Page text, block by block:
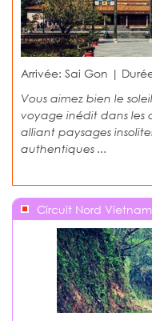
Arrivée: Sai Gon |
Vous aimez bien le
voyage inédit dans les
alliant paysages
authentiques ...
Circuit Nord